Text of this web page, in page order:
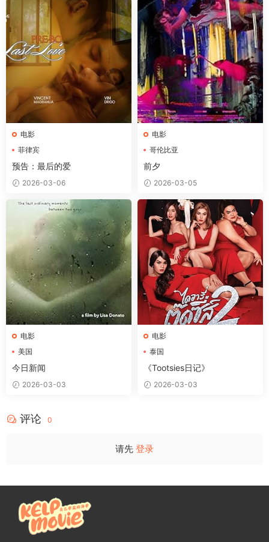
电影
菲律宾
预告：最后的爱
2026-03-06
电影
哥伦比亚
前夕
2026-03-05
电影
美国
今日新闻
2026-03-03
电影
泰国
《Tootsies日记》
2026-03-03
评论 0
请先 登录